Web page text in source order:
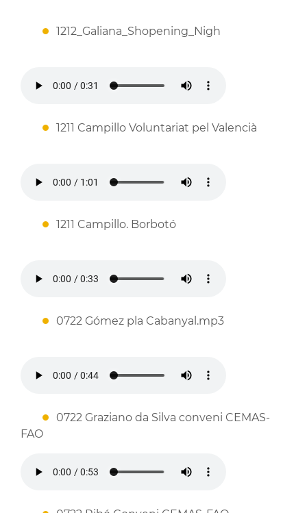
1212_Galiana_Shopening_Nigh
1211 Campillo Voluntariat pel Valencià
1211 Campillo. Borbotó
0722 Gómez pla Cabanyal.mp3
0722 Graziano da Silva conveni CEMAS-
FAO